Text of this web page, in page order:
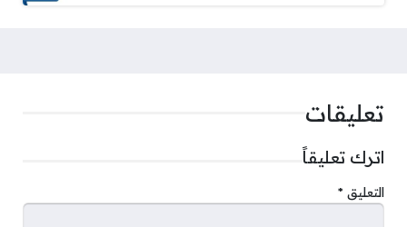
تعليقات
اترك تعليقاً
التعليق *